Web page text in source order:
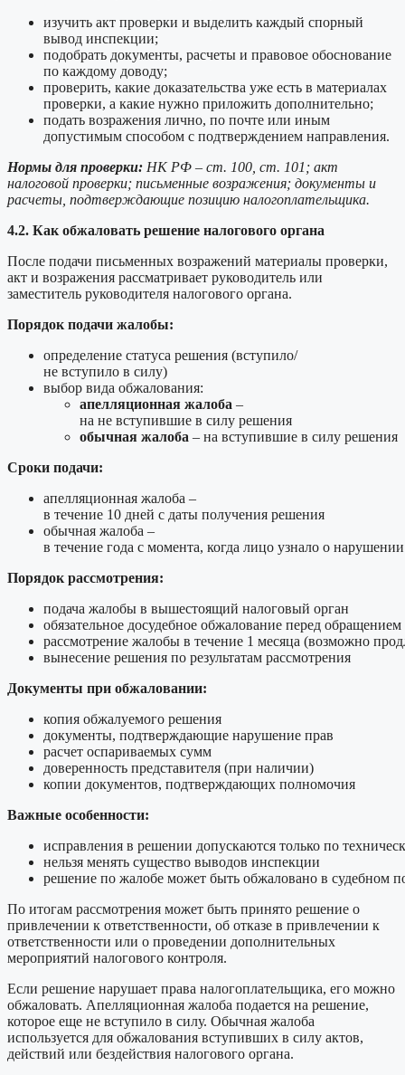
изучить акт проверки и выделить каждый спорный
вывод инспекции;
подобрать документы, расчеты и правовое обоснование
по каждому доводу;
проверить, какие доказательства уже есть в материалах
проверки, а какие нужно приложить дополнительно;
подать возражения лично, по почте или иным
допустимым способом с подтверждением направления.
Нормы для проверки: НК РФ – ст. 100, ст. 101; акт
налоговой проверки; письменные возражения; документы и
расчеты, подтверждающие позицию налогоплательщика.
4.2. Как обжаловать решение налогового органа
После подачи письменных возражений материалы проверки,
акт и возражения рассматривает руководитель или
заместитель руководителя налогового органа.
Порядок подачи жалобы:
определение статуса решения (вступило/
не вступило в силу)
выбор вида обжалования:
апелляционная жалоба –
на не вступившие в силу решения
обычная жалоба – на вступившие в силу решения
Сроки подачи:
апелляционная жалоба –
в течение 10 дней с даты получения решения
обычная жалоба –
в течение года с момента, когда лицо узнало о
Порядок рассмотрения:
подача жалобы в вышестоящий налоговый орган
обязательное досудебное обжалование перед обращением
рассмотрение жалобы в течение 1 месяца (возможно
вынесение решения по результатам рассмотрения
Документы при обжаловании:
копия обжалуемого решения
документы, подтверждающие нарушение прав
расчет оспариваемых сумм
доверенность представителя (при наличии)
копии документов, подтверждающих полномочия
Важные особенности:
исправления в решении допускаются только по
нельзя менять существо выводов инспекции
решение по жалобе может быть обжаловано в судебном
По итогам рассмотрения может быть принято решение о
привлечении к ответственности, об отказе в привлечении к
ответственности или о проведении дополнительных
мероприятий налогового контроля.
Если решение нарушает права налогоплательщика, его можно
обжаловать. Апелляционная жалоба подается на решение,
которое еще не вступило в силу. Обычная жалоба
используется для обжалования вступивших в силу актов,
действий или бездействия налогового органа.